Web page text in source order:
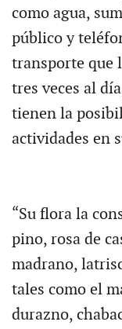
como agua,
público y
transporte que
tres veces al
tienen la
actividades en
“Su flora la
pino, rosa de
madrano,
tales como el
durazno,